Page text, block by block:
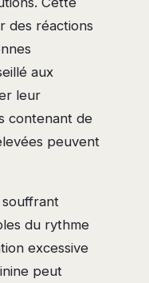
des réactions
aux
leur
contenant de
peuvent
du rythme
excessive
peut